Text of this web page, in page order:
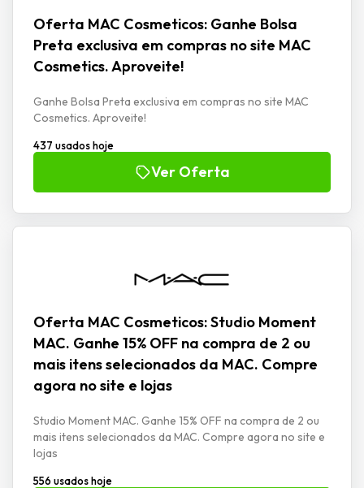
Oferta MAC Cosmeticos: Ganhe Bolsa
Preta exclusiva em compras no site MAC
Cosmetics. Aproveite!
Ganhe Bolsa Preta exclusiva em compras no site MAC
Cosmetics. Aproveite!
437 usados hoje
Ver Oferta
Oferta MAC Cosmeticos: Studio Moment
MAC. Ganhe 15% OFF na compra de 2 ou
mais itens selecionados da MAC. Compre
agora no site e lojas
Studio Moment MAC. Ganhe 15% OFF na compra de 2 ou
mais itens selecionados da MAC. Compre agora no site e
lojas
556 usados hoje